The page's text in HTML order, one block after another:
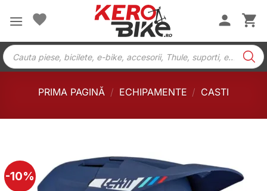
Products
search
PRIMA PAGINĂ / ECHIPAMENTE / CASTI
-10%